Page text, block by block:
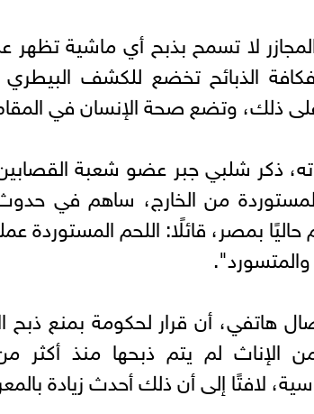
لا تسمح بذبح أي ماشية تظهر
الذبائح تخضع للكشف البيطري
ذلك، وتضع صحة الإنسان في
ذكر شلبي جبر عضو شعبة القصابين
من الخارج، ساهم في حدوث
بمصر، قائلًا: اللحم المستوردة
والمتسورد".
هاتفي، أن قرار لحكومة بمنع ذبح
لافتًا إلى أن ذلك أحدث زيادة